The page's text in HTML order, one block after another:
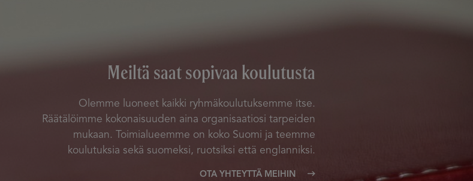
Meiltä saat sopivaa koulutusta
Olemme luoneet kaikki ryhmäkoulutuksemme itse.
Räätälöimme kokonaisuuden aina organisaatiosi tarpeiden
mukaan. Toimialueemme on koko Suomi ja teemme
koulutuksia sekä suomeksi, ruotsiksi että englanniksi.
OTA YHTEYTTÄ MEIHIN